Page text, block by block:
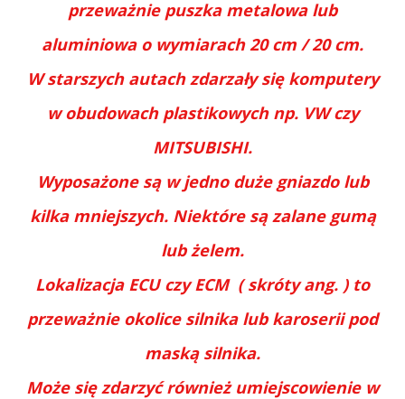
przeważnie puszka metalowa lub
aluminiowa o wymiarach 20 cm / 20 cm.
W starszych autach zdarzały się komputery
w obudowach plastikowych np. VW czy
MITSUBISHI.
Wyposażone są w jedno duże gniazdo lub
kilka mniejszych. Niektóre są zalane gumą
lub żelem.
Lokalizacja ECU czy ECM ( skróty ang. ) to
przeważnie okolice silnika lub karoserii pod
maską silnika.
Może się zdarzyć również umiejscowienie w